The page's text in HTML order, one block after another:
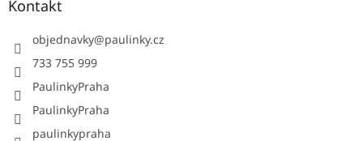
Kontakt
objednavky@paulinky.cz
733 755 999
PaulinkyPraha
PaulinkyPraha
paulinkypraha